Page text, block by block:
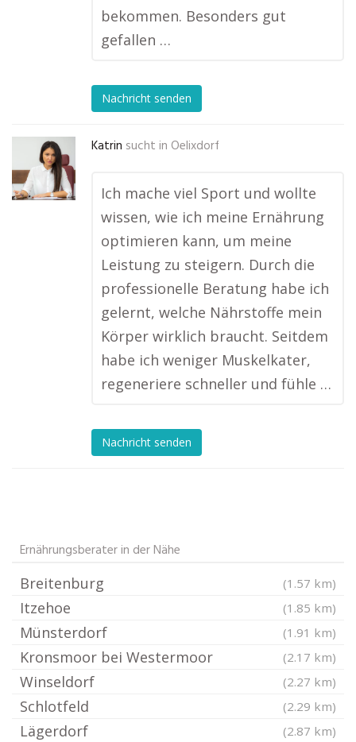
bekommen. Besonders gut
gefallen …
Nachricht senden
Katrin sucht in Oelixdorf
Ich mache viel Sport und wollte
wissen, wie ich meine Ernährung
optimieren kann, um meine
Leistung zu steigern. Durch die
professionelle Beratung habe ich
gelernt, welche Nährstoffe mein
Körper wirklich braucht. Seitdem
habe ich weniger Muskelkater,
regeneriere schneller und fühle …
Nachricht senden
Ernährungsberater in der Nähe
Breitenburg (1.57 km)
Itzehoe (1.85 km)
Münsterdorf (1.91 km)
Kronsmoor bei Westermoor (2.17 km)
Winseldorf (2.27 km)
Schlotfeld (2.29 km)
Lägerdorf (2.87 km)